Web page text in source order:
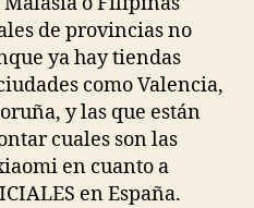
de provincias no
ya hay tiendas
como Valencia,
y las que están
cuales son las
en cuanto a
en España.